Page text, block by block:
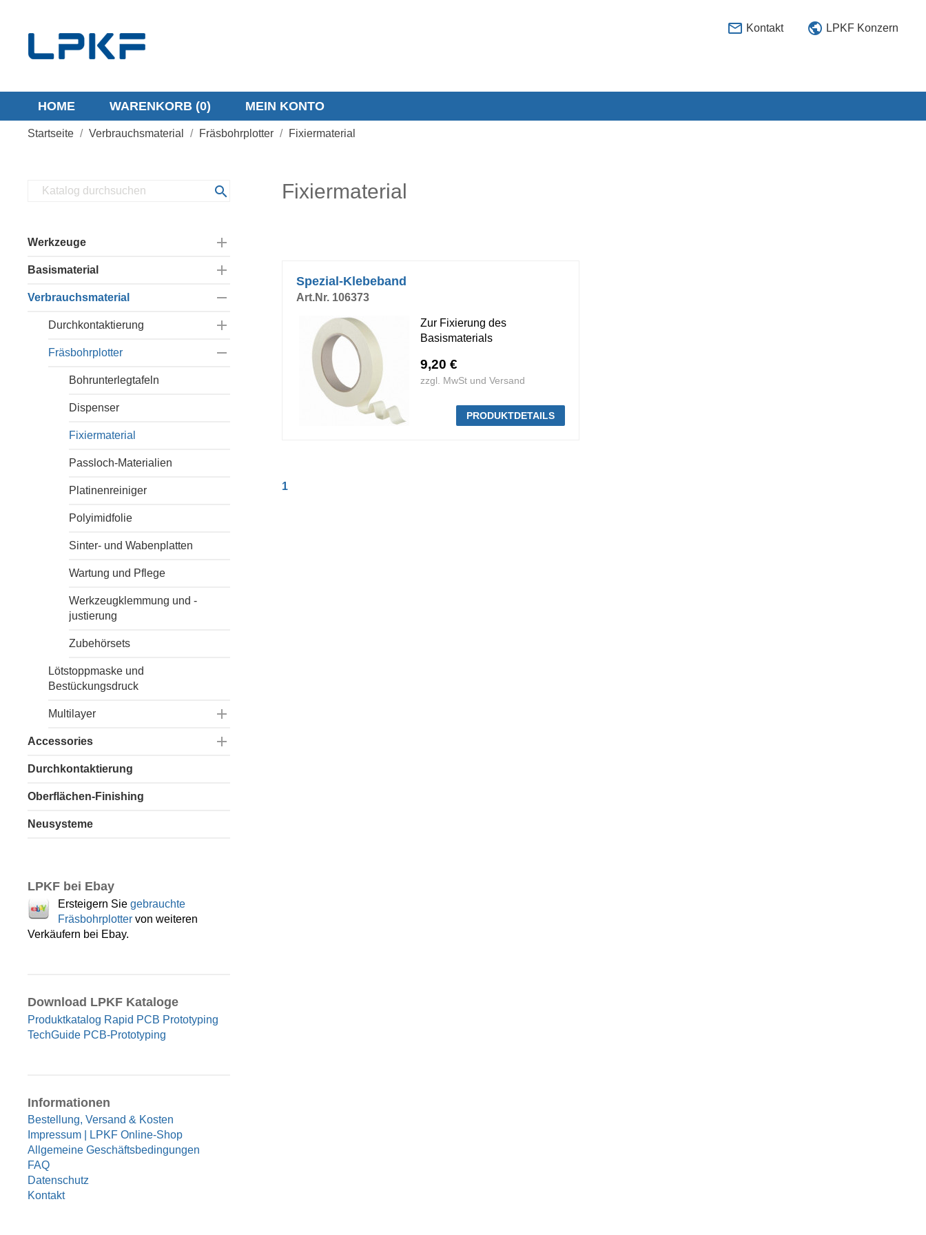
 Kontakt  LPKF Konzern
HOME WARENKORB (0) MEIN KONTO
Startseite Verbrauchsmaterial Fräsbohrplotter Fixiermaterial

Werkzeuge 
Contour Router
End Mill 
End Mill
End Mill (RF)
Micro Cutter
Spiral Drill
Universal Cutter
Werkzeugsets
Basismaterial 
FR4
Multilayer
Verbrauchsmaterial 
Durchkontaktierung 
Chemiefrei
Manuell
Fräsbohrplotter 
Bohrunterlegtafeln
Dispenser
Fixiermaterial
Passloch-Materialien
Platinenreiniger
Polyimidfolie
Sinter- und Wabenplatten
Wartung und Pflege
Werkzeugklemmung und -
justierung
Zubehörsets
Lötstoppmaske und
Bestückungsdruck
Multilayer 
Dünnlaminat
Multilayersets (4 Lagen)
Multilayersets (6 Lagen)
Multilayersets (8 Lagen)
Pressformen und -bleche
Presspolster
Accessories 
Fräsbohrplotter
Belichter
Heißluftofen
Staubsaugung
Vakuumtisch
Durchkontaktierung
Oberflächen-Finishing
Neusysteme
LPKF bei Ebay
Ersteigern Sie gebrauchte
Fräsbohrplotter von weiteren
Verkäufern bei Ebay.
Download LPKF Kataloge
Produktkatalog Rapid PCB Prototyping
TechGuide PCB-Prototyping
Informationen
Bestellung, Versand & Kosten
Impressum | LPKF Online-Shop
Allgemeine Geschäftsbedingungen
FAQ
Datenschutz
Kontakt
Fixiermaterial
Spezial-Klebeband
Art.Nr. 106373
Zur Fixierung des
Basismaterials
9,20 €
zzgl. MwSt und Versand
PRODUKTDETAILS
1